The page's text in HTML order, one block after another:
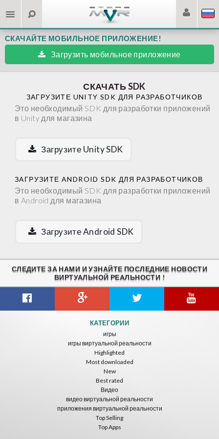
СКАЧАЙТЕ МОБИЛЬНОЕ ПРИЛОЖЕНИЕ!
Загрузить мобильное приложение
СКАЧАТЬ SDK
ЗАГРУЗИТЕ UNITY SDK ДЛЯ РАЗРАБОТЧИКОВ
Это необходимый SDK для разработки приложений
в Unity для магазина
Загрузите Unity SDK
ЗАГРУЗИТЕ ANDROID SDK ДЛЯ РАЗРАБОТЧИКОВ
Это необходимый SDK для разработки приложений
в Android для магазина
Загрузите Android SDK
СЛЕДИТЕ ЗА НАМИ И УЗНАЙТЕ ПОСЛЕДНИЕ НОВОСТИ
ВИРТУАЛЬНОЙ РЕАЛЬНОСТИ !
КАТЕГОРИИ
игры
игры виртуальной реальности
Highlighted
Most downloaded
New
Best rated
Видео
видео виртуальной реальности
приложения виртуальной реальности
Top Selling
Top Apps